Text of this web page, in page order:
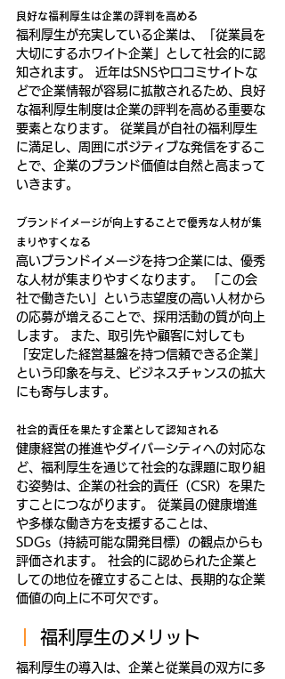
良好な福利厚生は企業の評判を高める
福利厚生が充実している企業は、「従業員を
大切にするホワイト企業」として社会的に認
知されます。 近年はSNSや口コミサイトな
どで企業情報が容易に拡散されるため、良好
な福利厚生制度は企業の評判を高める重要な
要素となります。 従業員が自社の福利厚生
に満足し、周囲にポジティブな発信をするこ
とで、企業のブランド価値は自然と高まって
いきます。
ブランドイメージが向上することで優秀な人材が集
まりやすくなる
高いブランドイメージを持つ企業には、優秀
な人材が集まりやすくなります。 「この会
社で働きたい」という志望度の高い人材から
の応募が増えることで、採用活動の質が向上
します。 また、取引先や顧客に対しても
「安定した経営基盤を持つ信頼できる企業」
という印象を与え、ビジネスチャンスの拡大
にも寄与します。
社会的責任を果たす企業として認知される
健康経営の推進やダイバーシティへの対応な
ど、福利厚生を通じて社会的な課題に取り組
む姿勢は、企業の社会的責任（CSR）を果た
すことにつながります。 従業員の健康増進
や多様な働き方を支援することは、
SDGs（持続可能な開発目標）の観点からも
評価されます。 社会的に認められた企業と
しての地位を確立することは、長期的な企業
価値の向上に不可欠です。
福利厚生のメリット
福利厚生の導入は、企業と従業員の双方に多